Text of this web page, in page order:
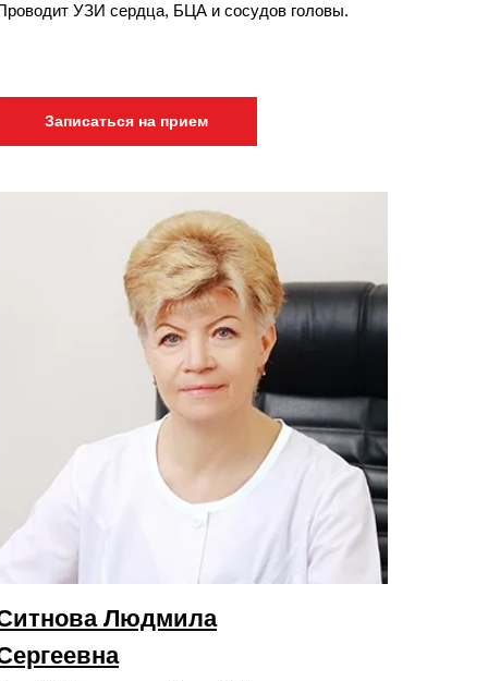
Людмила
УЗИ сердца, БЦА и сосудов головы.
Записаться на прием